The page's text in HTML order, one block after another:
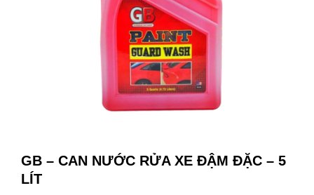
GB – CAN NƯỚC RỬA XE ĐẬM ĐẶC – 5
LÍT